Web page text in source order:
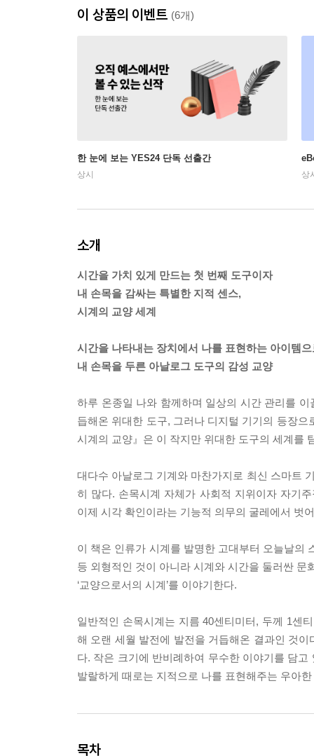
이 상품의 이벤트 (6개)
한 눈에 보는 YES24 단독 선출간
상시 상
소개
시간을 가치 있게 만드는 첫 번째 도구이자
내 손목을 감싸는 특별한 지적 센스,
시계의 교양 세계
시간을 나타내는 장치에서 나를 표현하는 아이템으
내 손목을 두른 아날로그 도구의 감성 교양
하루 온종일 나와 함께하며 일상의 시간 관리를
듭해온 위대한 도구, 그러나 디지털 기기의 등장
시계의 교양』은 이 작지만 위대한 도구의 세계를
대다수 아날로그 기계와 마찬가지로 최신 스마트
히 많다. 손목시계 자체가 사회적 지위이자 자기
이제 시각 확인이라는 기능적 의무의 굴레에서 벗
이 책은 인류가 시계를 발명한 고대부터 오늘날의
등 외형적인 것이 아니라 시계와 시간을 둘러싼
‘교양으로서의 시계’를 이야기한다.
일반적인 손목시계는 지름 40센티미터, 두께 1센
해 오랜 세월 발전에 발전을 거듭해온 결과인 것
다. 작은 크기에 반비례하여 무수한 이야기를 담
발랄하게 때로는 지적으로 나를 표현해주는 우아
목차